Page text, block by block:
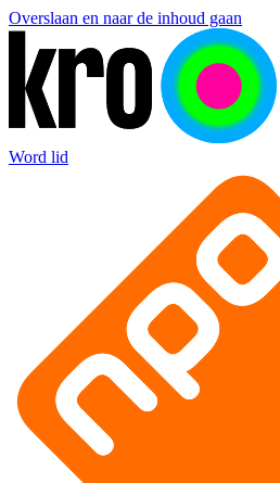
Overslaan en naar de inhoud gaan
Word lid